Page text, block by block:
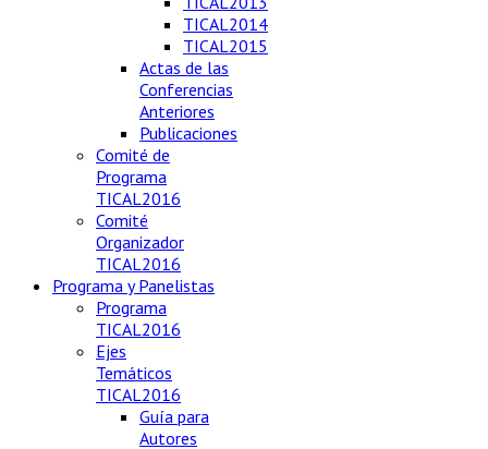
TICAL2014
TICAL2015
Actas de las
Conferencias
Anteriores
Publicaciones
Comité de
Programa
TICAL2016
Comité
Organizador
TICAL2016
Programa y Panelistas
Programa
TICAL2016
Ejes
Temáticos
TICAL2016
Guía para
Autores